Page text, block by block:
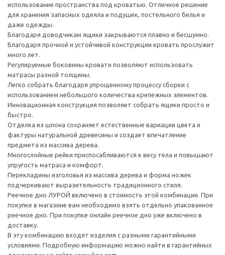
использование пространства под кроватью. Отличное решение
для хранения запасных одеяла и подушек, постельного белья и
даже одежды.
Благодаря доводчикам ящики закрываются плавно и бесшумно.
Благодаря прочной и устойчивой конструкции кровать прослужит
много лет.
Регулируемые боковины кровати позволяют использовать
матрасы разной толщины.
Легко собрать благодаря упрощенному процессу сборки с
использованием небольшого количества крепежных элементов.
Инновационная конструкция позволяет собрать ящики просто и
быстро.
Отделка из шпона сохраняет естественные вариации цвета и
фактуры натуральной древесины и создает впечатление
предмета из массива дерева.
Многослойные рейки приспосабливаются к весу тела и повышают
упругость матраса и комфорт.
Перекладины изголовья из массива дерева и форма ножек
подчеркивают выразительность традиционного стиля.
Реечное дно ЛУРОЙ включено в стоимость этой комбинации. При
покупке в магазине вам необходимо взять отдельно упакованное
реечное дно. При покупке онлайн реечное дно уже включено в
доставку.
В эту комбинацию входят изделия с разными гарантийными
условиями. Подробную информацию можно найти в гарантийных